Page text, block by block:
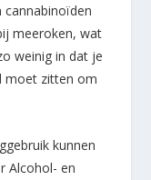
cannabinoïden
meeroken, wat
weinig in dat je
moet zitten om
kunnen
Alcohol- en